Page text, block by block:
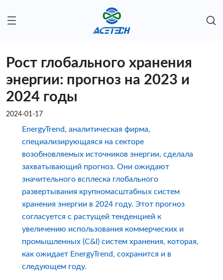
Рост глобального хранения
энергии: прогноз на 2023 и
2024 годы
2024-01-17
EnergyTrend, аналитическая фирма,
специализирующаяся на секторе
возобновляемых источников энергии, сделала
захватывающий прогноз. Они ожидают
значительного всплеска глобального
развертывания крупномасштабных систем
хранения энергии в 2024 году. Этот прогноз
согласуется с растущей тенденцией к
увеличению использования коммерческих и
промышленных (C&I) систем хранения, которая,
как ожидает EnergyTrend, сохранится и в
следующем году.